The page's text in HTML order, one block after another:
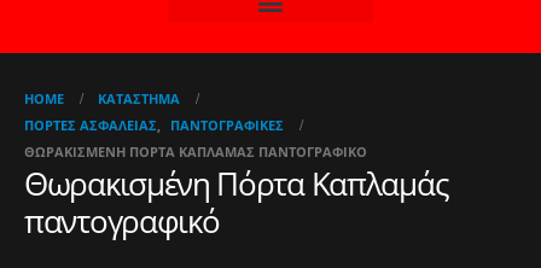
HOME
ΚΑΤΆΣΤΗΜΑ
ΠΌΡΤΕΣ ΑΣΦΑΛΕΊΑΣ
ΠΑΝΤΟΓΡΑΦΙΚΈΣ
ΘΩΡΑΚΙΣΜΈΝΗ ΠΌΡΤΑ ΚΑΠΛΑΜΆΣ ΠΑΝΤΟΓΡΑΦΙΚΌ
Θωρακισμένη Πόρτα Καπλαμάς
παντογραφικό